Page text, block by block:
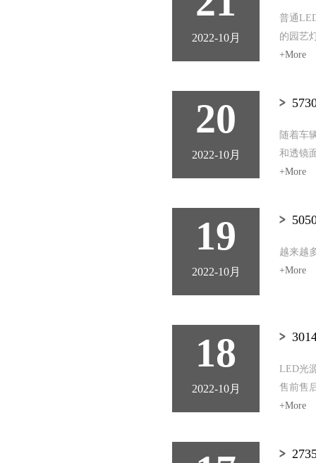
2022-10月
普通
的园艺
+More
20
2022-10月
随着车
和透镜
+More
19
2022-10月
越来越
+More
18
2022-10月
LED光
售前售
+More